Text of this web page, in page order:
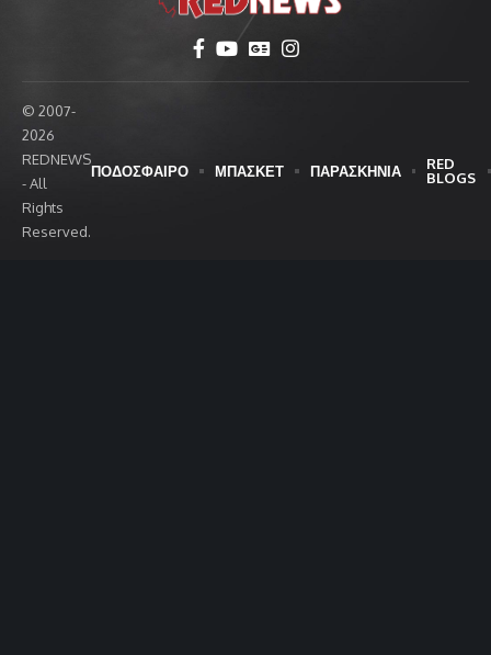
© 2007-
2026
REDNEWS
- All
Rights
Reserved.
ΠΟΔΟΣΦΑΙΡΟ ΜΠΑΣΚΕΤ ΠΑΡΑΣΚΗΝΙΑ
RED
BLOGS